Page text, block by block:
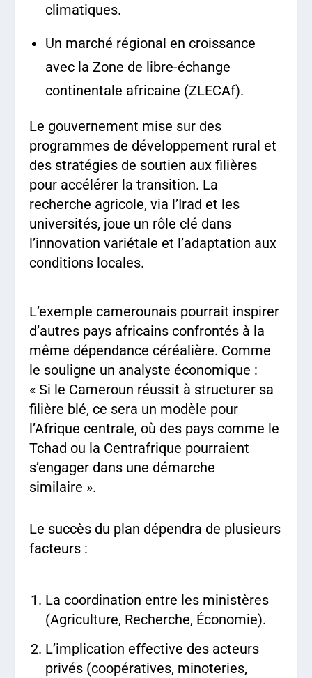
climatiques.
Un marché régional en croissance
avec la Zone de libre-échange
continentale africaine (ZLECAf).
Le gouvernement mise sur des
programmes de développement rural et
des stratégies de soutien aux filières
pour accélérer la transition. La
recherche agricole, via l’Irad et les
universités, joue un rôle clé dans
l’innovation variétale et l’adaptation aux
conditions locales.
L’exemple camerounais pourrait inspirer
d’autres pays africains confrontés à la
même dépendance céréalière. Comme
le souligne un analyste économique :
« Si le Cameroun réussit à structurer sa
filière blé, ce sera un modèle pour
l’Afrique centrale, où des pays comme le
Tchad ou la Centrafrique pourraient
s’engager dans une démarche
similaire ».
Le succès du plan dépendra de plusieurs
facteurs :
La coordination entre les ministères
(Agriculture, Recherche, Économie).
L’implication effective des acteurs
privés (coopératives, minoteries,